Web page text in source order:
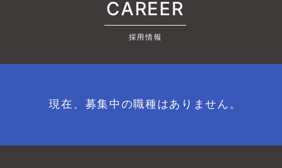
CAREER
採用情報
現在、募集中の職種はありません。